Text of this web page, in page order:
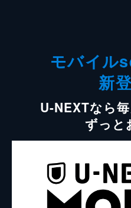
モバイル
新
U-NEXTなら
ずっと